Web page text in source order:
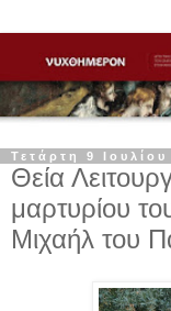
Τετάρτη 9 Ιουλίου
Θεία
μαρτυρίου
Μιχαήλ του